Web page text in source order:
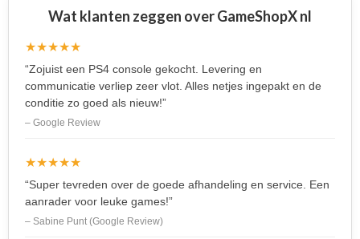
Wat klanten zeggen over GameShopX nl
★★★★★
“Zojuist een PS4 console gekocht. Levering en
communicatie verliep zeer vlot. Alles netjes ingepakt en de
conditie zo goed als nieuw!”
– Google Review
★★★★★
“Super tevreden over de goede afhandeling en service. Een
aanrader voor leuke games!”
– Sabine Punt (Google Review)